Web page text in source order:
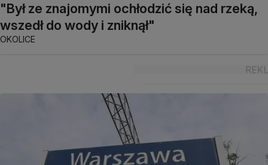
"Był ze znajomymi ochłodzić się nad rzeką,
wszedł do wody i zniknął"
OKOLICE